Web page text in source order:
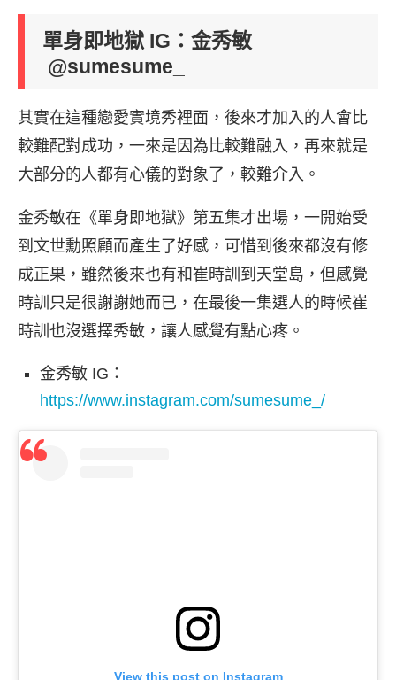
單身即地獄 IG：金秀敏
@sumesume_
其實在這種戀愛實境秀裡面，後來才加入的人會比
較難配對成功，一來是因為比較難融入，再來就是
大部分的人都有心儀的對象了，較難介入。
金秀敏在《單身即地獄》第五集才出場，一開始受
到文世勳照顧而產生了好感，可惜到後來都沒有修
成正果，雖然後來也有和崔時訓到天堂島，但感覺
時訓只是很謝謝她而已，在最後一集選人的時候崔
時訓也沒選擇秀敏，讓人感覺有點心疼。
金秀敏 IG：
https://www.instagram.com/sumesume_/
View this post on Instagram